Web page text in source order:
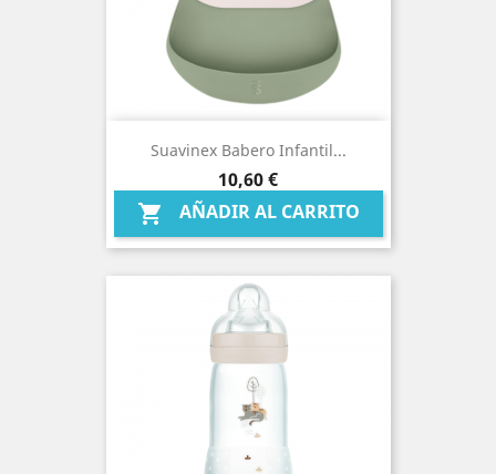
Suavinex Babero Infantil...
Precio
10,60 €
 AÑADIR AL CARRITO